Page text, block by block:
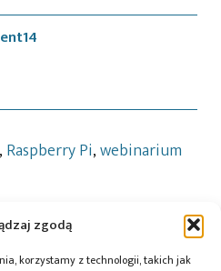
zgodą
korzystamy z technologii, takich jak
, Raspberry Pi,webinarium